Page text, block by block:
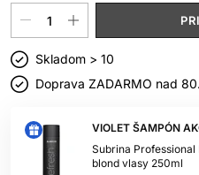
VIOLET ŠAMPÓN
Subrina
blond vlasy 250ml
Skladom > 10
Doprava ZADARMO nad